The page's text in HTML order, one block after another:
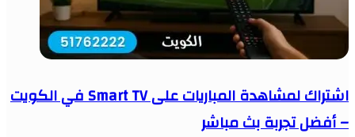
اشتراك لمشاهدة المباريات على Smart TV في الكويت
– أفضل تجربة بث مباشر